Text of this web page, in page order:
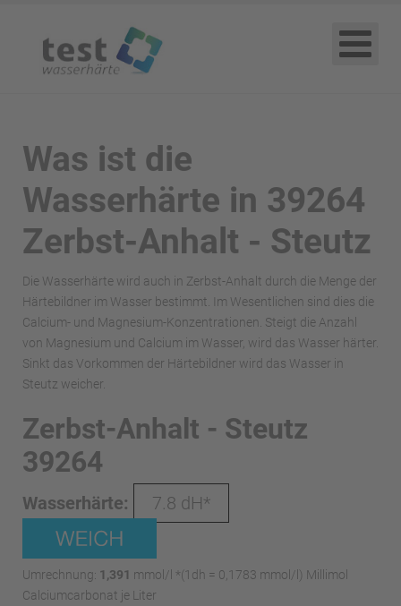
Was ist die
Wasserhärte in 39264
Zerbst-Anhalt - Steutz
Die Wasserhärte wird auch in Zerbst-Anhalt durch die Menge der
Härtebildner im Wasser bestimmt. Im Wesentlichen sind dies die
Calcium- und Magnesium-Konzentrationen. Steigt die Anzahl
von Magnesium und Calcium im Wasser, wird das Wasser härter.
Sinkt das Vorkommen der Härtebildner wird das Wasser in
Steutz weicher.
Zerbst-Anhalt - Steutz
39264
Wasserhärte: 7.8 dH*
Umrechnung: 1,391 mmol/l *(1dh = 0,1783 mmol/l) Millimol
Calciumcarbonat je Liter